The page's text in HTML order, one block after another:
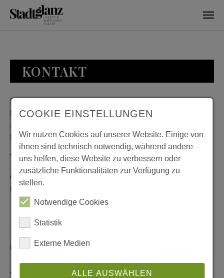
KONTAKT
Stadtglanz / mediaworld GmbH
Bankplatz 8
38100 Braunschweig
Deutschland
Telefon: 0531 482010-20
Geschäftszeiten: Montag bis Donnerstag 08:00 bis 18:00;
Freitag 08:00 bis 15:00
Redaktionelle Anfragen
info@stadtglanz.de
Anzeigen-Service
COOKIE EINSTELLUNGEN
Wir nutzen Cookies auf unserer Website. Einige von
ihnen sind technisch notwendig, während andere
uns helfen, diese Website zu verbessern oder
zusätzliche Funktionalitäten zur Verfügung zu
stellen.
Notwendige Cookies
Statistik
Externe Medien
ALLE AUSWÄHLEN